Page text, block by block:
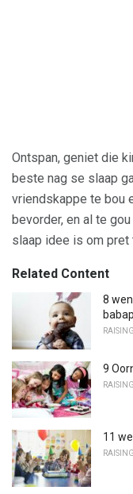
Ontspan, geniet die
beste nag se slaap
vriendskappe te bou
bevorder, en al te
slaap idee is om pret
Related Content
8
9
11